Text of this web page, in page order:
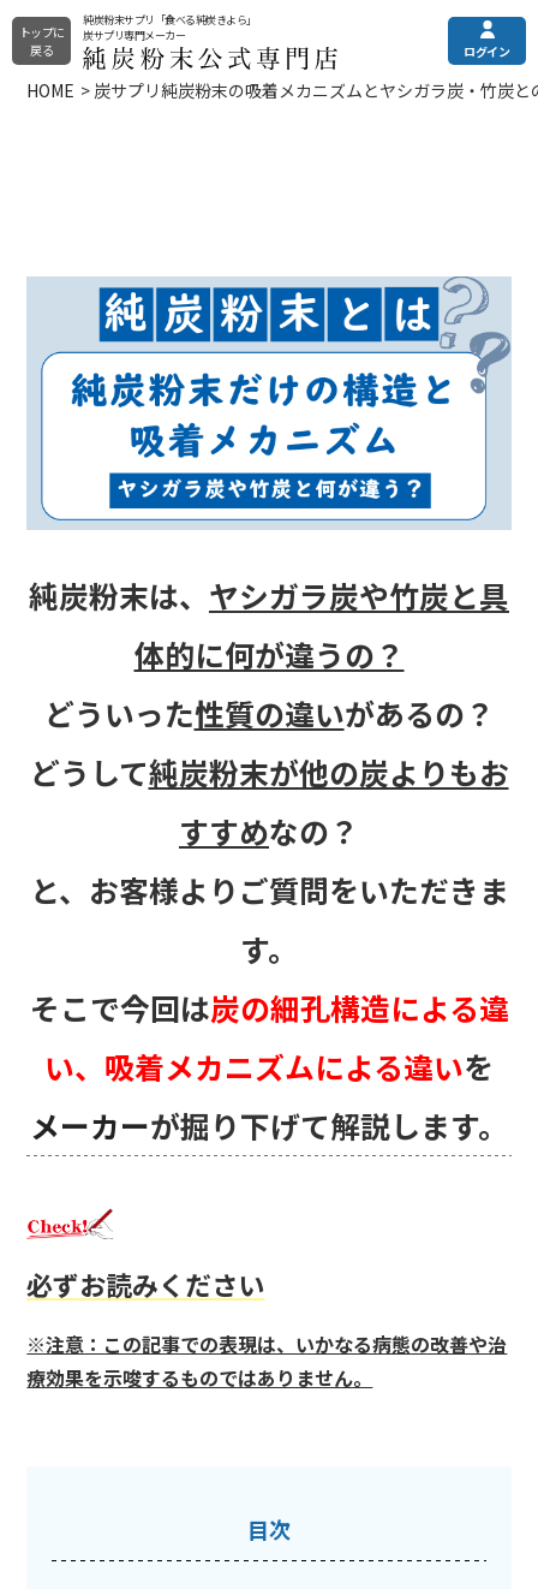
トップに
戻る
純炭粉末サプリ「食べる純炭きよら」
炭サプリ専門メーカー
ログイン
HOME 炭サプリ純炭粉末の吸着メカニズムとヤシガラ炭・竹炭と
純炭粉末は、 ヤシガラ炭や竹炭と具
体的に何が違うの？
どういった性質の違いがあるの？
どうして純炭粉末が他の炭よりもお
すすめなの？
と、お客様よりご質問をいただきま
す。
そこで今回は炭の細孔構造による違
い、吸着メカニズムによる違いを
メーカーが掘り下げて解説します。
必ずお読みください
※注意：この記事での表現は、いかなる病態の改善や治
療効果を示唆するものではありません。
目次
全商品一覧
よくある質問
クレアチニンでは分からない
eGFR（残腎機能）の調べ方
錠剤タイプ プレミアムタイプ
定期購入（申込/休会/退会）
お試し商品 まとめ買い
選び方でお悩みの方はこちら
閉じる
0120-090-218
フォームからお問い合わせ
お問い合わせフォーム
24時間受付
閉じる